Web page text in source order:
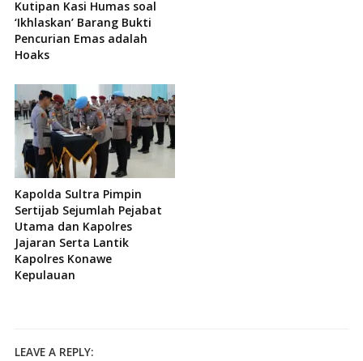
Kutipan Kasi Humas soal
‘Ikhlaskan’ Barang Bukti
Pencurian Emas adalah
Hoaks
Kapolda Sultra Pimpin
Sertijab Sejumlah Pejabat
Utama dan Kapolres
Jajaran Serta Lantik
Kapolres Konawe
Kepulauan
LEAVE A REPLY: